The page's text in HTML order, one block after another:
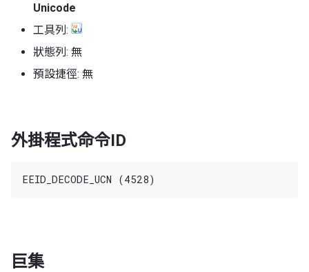
Unicode
工具列:
狀態列: 無
預設捷徑: 無
外掛程式命令ID
巨集